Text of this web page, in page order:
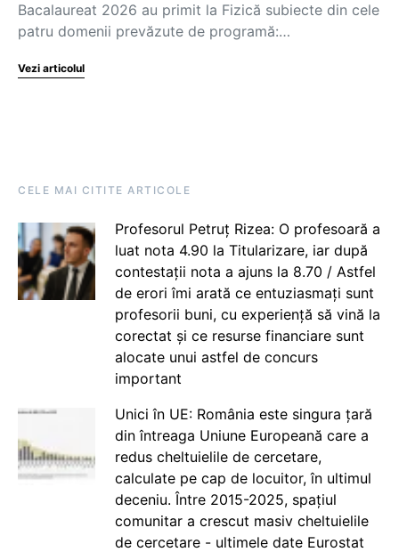
Bacalaureat 2026 au primit la Fizică subiecte din cele
patru domenii prevăzute de programă:…
Vezi articolul
CELE MAI CITITE ARTICOLE
Profesorul Petruț Rizea: O profesoară a
luat nota 4.90 la Titularizare, iar după
contestații nota a ajuns la 8.70 / Astfel
de erori îmi arată ce entuziasmați sunt
profesorii buni, cu experiență să vină la
corectat și ce resurse financiare sunt
alocate unui astfel de concurs
important
Unici în UE: România este singura țară
din întreaga Uniune Europeană care a
redus cheltuielile de cercetare,
calculate pe cap de locuitor, în ultimul
deceniu. Între 2015-2025, spațiul
comunitar a crescut masiv cheltuielile
de cercetare - ultimele date Eurostat